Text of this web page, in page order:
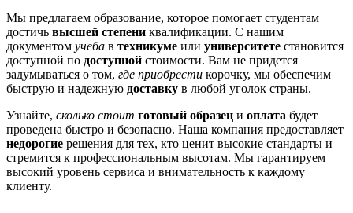
Мы предлагаем образование, которое помогает студентам
достичь высшей степени квалификации. С нашим
документом учеба в техникуме или университете становится
доступной по доступной стоимости. Вам не придется
задумываться о том, где приобрести корочку, мы обеспечим
быструю и надежную доставку в любой уголок страны.
Узнайте, сколько стоит готовый образец и оплата будет
проведена быстро и безопасно. Наша компания предоставляет
недорогие решения для тех, кто ценит высокие стандарты и
стремится к профессиональным высотам. Мы гарантируем
высокий уровень сервиса и внимательность к каждому
клиенту.